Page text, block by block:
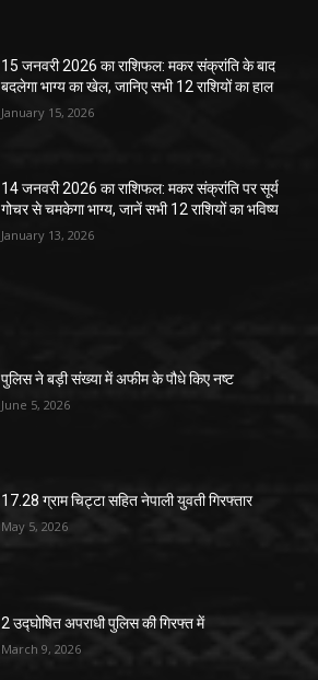
15 जनवरी 2026 का राशिफल: मकर संक्रांति के बाद
बदलेगा भाग्य का खेल, जानिए सभी 12 राशियों का हाल
January 15, 2026
14 जनवरी 2026 का राशिफल: मकर संक्रांति पर सूर्य
गोचर से चमकेगा भाग्य, जानें सभी 12 राशियों का भविष्य
January 13, 2026
पुलिस ने बड़ी संख्या में अफीम के पौधे किए नष्ट
June 5, 2026
17.28 ग्राम चिट्टा सहित नेपाली युवती गिरफ्तार
May 5, 2026
2 उद्घोषित अपराधी पुलिस की गिरफ्त में
March 9, 2026